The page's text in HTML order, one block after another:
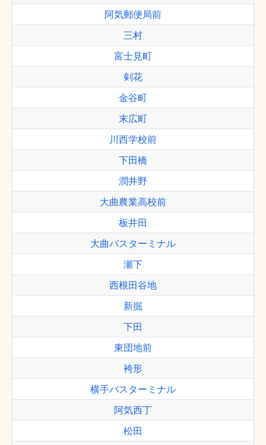
阿気郵便局前
三村
富士見町
剣花
金谷町
末広町
川西学校前
下田橋
潤井野
大曲農業高校前
板井田
大曲バスターミナル
瀬下
西根田谷地
新掘
下田
東団地前
袴形
横手バスターミナル
阿気西丁
松田